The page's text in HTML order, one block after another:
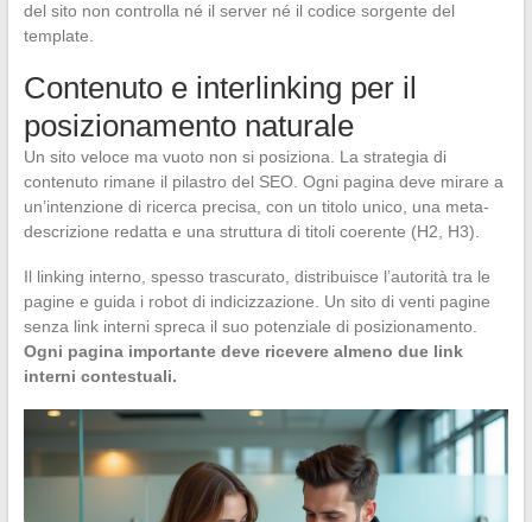
del sito non controlla né il server né il codice sorgente del
template.
Contenuto e interlinking per il
posizionamento naturale
Un sito veloce ma vuoto non si posiziona. La strategia di
contenuto rimane il pilastro del SEO. Ogni pagina deve mirare a
un’intenzione di ricerca precisa, con un titolo unico, una meta-
descrizione redatta e una struttura di titoli coerente (H2, H3).
Il linking interno, spesso trascurato, distribuisce l’autorità tra le
pagine e guida i robot di indicizzazione. Un sito di venti pagine
senza link interni spreca il suo potenziale di posizionamento.
Ogni pagina importante deve ricevere almeno due link
interni contestuali.